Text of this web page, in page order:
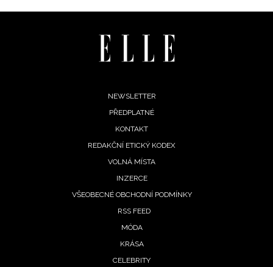
NEWSLETTER
PŘEDPLATNÉ
KONTAKT
REDAKČNÍ ETICKÝ KODEX
VOLNÁ MÍSTA
INZERCE
VŠEOBECNÉ OBCHODNÍ PODMÍNKY
RSS FEED
MÓDA
KRÁSA
CELEBRITY